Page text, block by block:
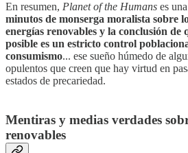
En resumen, Planet of the Humans es una
minutos de monserga moralista sobre
energías renovables y la conclusión de
posible es un estricto control
consumismo... ese sueño húmedo de
opulentos que creen que hay virtud en
estados de precariedad.
Mentiras y medias verdades
renovables